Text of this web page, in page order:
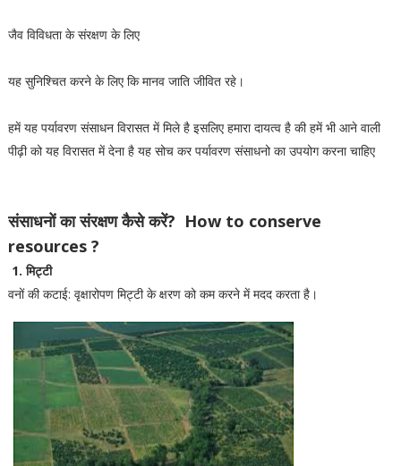
जैव विविधता के संरक्षण के लिए
यह सुनिश्चित करने के लिए कि मानव जाति जीवित रहे।
हमें यह पर्यावरण संसाधन विरासत में मिले है इसलिए हमारा दायत्व है की हमें भी आने वाली
पीढ़ी को यह विरासत में देना है यह सोच कर पर्यावरण संसाधनो का उपयोग करना चाहिए
संसाधनों का संरक्षण कैसे करें? How to conserve
resources ?
1. मिट्टी
वनों की कटाई: वृक्षारोपण मिट्टी के क्षरण को कम करने में मदद करता है।